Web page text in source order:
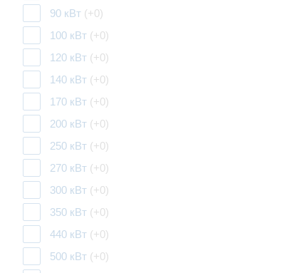
90 кВт (+0)
100 кВт (+0)
120 кВт (+0)
140 кВт (+0)
170 кВт (+0)
200 кВт (+0)
250 кВт (+0)
270 кВт (+0)
300 кВт (+0)
350 кВт (+0)
440 кВт (+0)
500 кВт (+0)